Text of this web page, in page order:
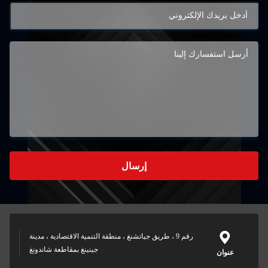
إرسال
عنوان
رقم 9 ، طريق جياتشنغ ، منطقة التنمية الاقتصادية ، مدينة
جينينغ بمقاطعة شاندونغ